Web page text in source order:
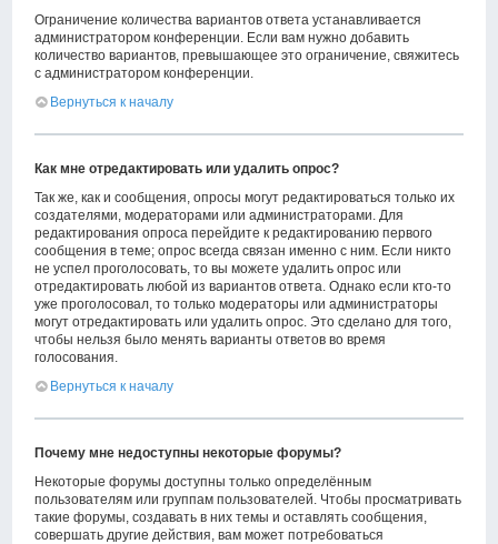
Ограничение количества вариантов ответа устанавливается
администратором конференции. Если вам нужно добавить
количество вариантов, превышающее это ограничение, свяжитесь
с администратором конференции.
Вернуться к началу
Как мне отредактировать или удалить опрос?
Так же, как и сообщения, опросы могут редактироваться только их
создателями, модераторами или администраторами. Для
редактирования опроса перейдите к редактированию первого
сообщения в теме; опрос всегда связан именно с ним. Если никто
не успел проголосовать, то вы можете удалить опрос или
отредактировать любой из вариантов ответа. Однако если кто-то
уже проголосовал, то только модераторы или администраторы
могут отредактировать или удалить опрос. Это сделано для того,
чтобы нельзя было менять варианты ответов во время
голосования.
Вернуться к началу
Почему мне недоступны некоторые форумы?
Некоторые форумы доступны только определённым
пользователям или группам пользователей. Чтобы просматривать
такие форумы, создавать в них темы и оставлять сообщения,
совершать другие действия, вам может потребоваться